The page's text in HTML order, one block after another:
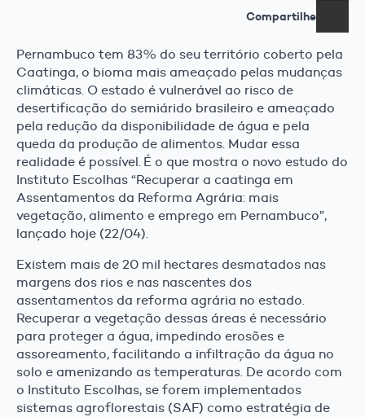
Compartilhe
Pernambuco tem 83% do seu território coberto pela
Caatinga, o bioma mais ameaçado pelas mudanças
climáticas. O estado é vulnerável ao risco de
desertificação do semiárido brasileiro e ameaçado
pela redução da disponibilidade de água e pela
queda da produção de alimentos. Mudar essa
realidade é possível. É o que mostra o novo estudo do
Instituto Escolhas “Recuperar a caatinga em
Assentamentos da Reforma Agrária: mais
vegetação, alimento e emprego em Pernambuco”,
lançado hoje (22/04).
Existem mais de 20 mil hectares desmatados nas
margens dos rios e nas nascentes dos
assentamentos da reforma agrária no estado.
Recuperar a vegetação dessas áreas é necessário
para proteger a água, impedindo erosões e
assoreamento, facilitando a infiltração da água no
solo e amenizando as temperaturas. De acordo com
o Instituto Escolhas, se forem implementados
sistemas agroflorestais (SAF) como estratégia de